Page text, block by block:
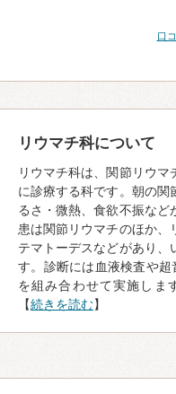
口
リウマチ科について
リウマチ科は、関節リウ
に診療する科です。朝の関
るさ・微熱、食欲不振など
患は関節リウマチのほか、
テマトーデスなどがあり、
す。診断には血液検査や
を組み合わせて実施しま
【続きを読む】